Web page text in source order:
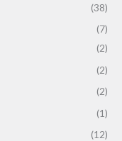
(38)
(7)
(2)
(2)
(2)
(1)
(12)